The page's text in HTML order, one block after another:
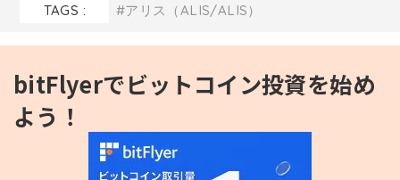
TAGS :
アリス（ALIS/ALIS）
bitFlyerでビットコイン投資を始め
よう！